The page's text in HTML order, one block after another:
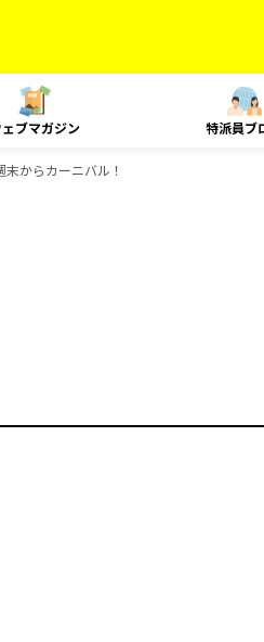
ェブマガジン 特派員ブ
末からカーニバル！